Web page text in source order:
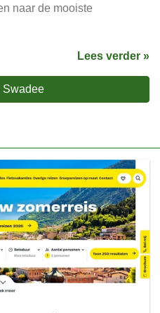
naar de mooiste
Lees verder »
Swadee